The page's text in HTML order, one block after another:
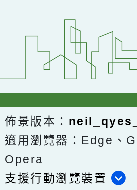
佈景版本：
適用瀏覽器：Edge
Opera
支援行動瀏覽裝置